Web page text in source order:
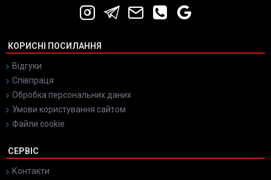
КОРИСНІ ПОСИЛАННЯ
Відгуки
Співпраця
Обробка персональних даних
Умови користування сайтом
Файли cookie
СЕРВІС
Контакти